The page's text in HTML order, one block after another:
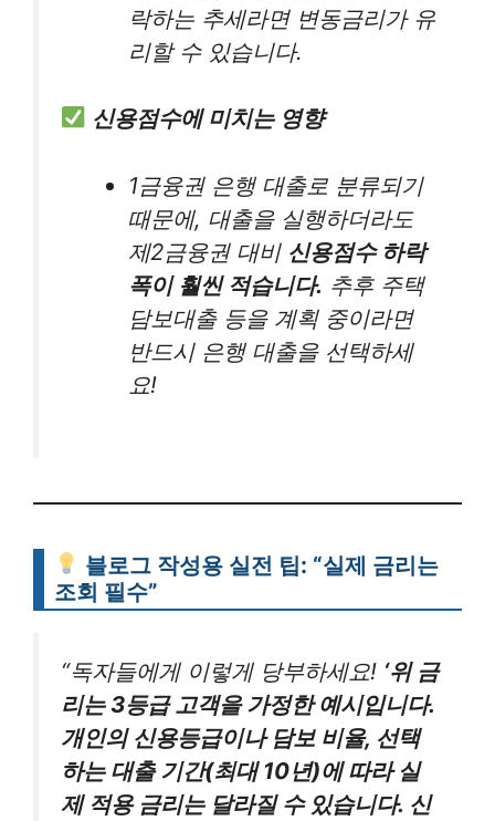
락하는 추세라면 변동금리가 유
리할 수 있습니다.
신용점수에 미치는 영향
1금융권 은행 대출로 분류되기
때문에, 대출을 실행하더라도
제2금융권 대비 신용점수 하락
폭이 훨씬 적습니다. 추후 주택
담보대출 등을 계획 중이라면
반드시 은행 대출을 선택하세
요!
블로그 작성용 실전 팁: “실제 금리는
조회 필수”
“독자들에게 이렇게 당부하세요! ‘위 금
리는 3등급 고객을 가정한 예시입니다.
개인의 신용등급이나 담보 비율, 선택
하는 대출 기간(최대 10년)에 따라 실
제 적용 금리는 달라질 수 있습니다. 신